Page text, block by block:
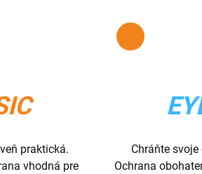
praktická.
vhodná pre
Chráňte
Ochrana